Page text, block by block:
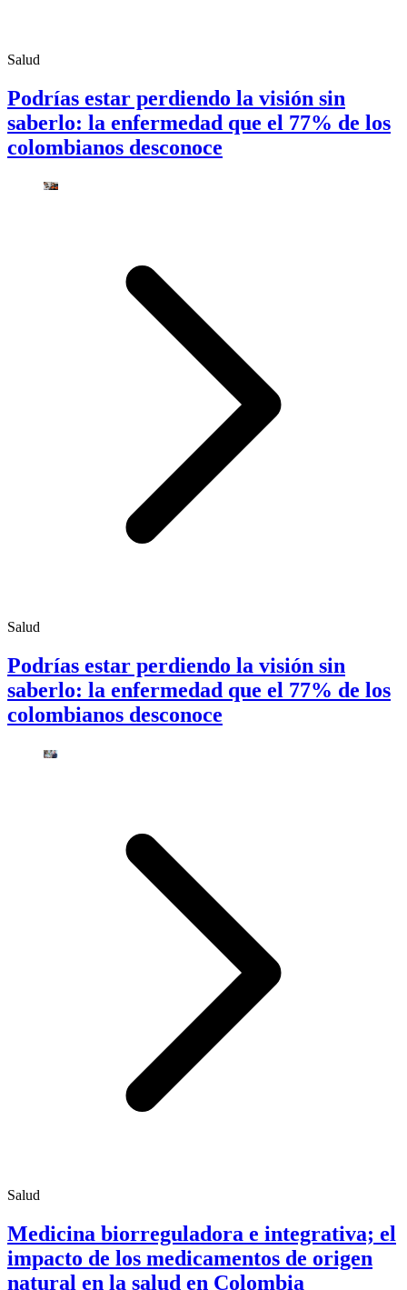
Salud
Podrías estar perdiendo la visión sin
saberlo: la enfermedad que el 77% de los
colombianos desconoce
Salud
Podrías estar perdiendo la visión sin
saberlo: la enfermedad que el 77% de los
colombianos desconoce
Salud
Medicina biorreguladora e integrativa; el
impacto de los medicamentos de origen
natural en la salud en Colombia